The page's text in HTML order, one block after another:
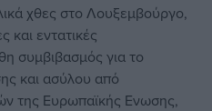
χθες στο Λουξεμβούργο,
εντατικές
συμβιβασμός για το
και ασύλου από
της Ευρωπαϊκής Ενωσης,